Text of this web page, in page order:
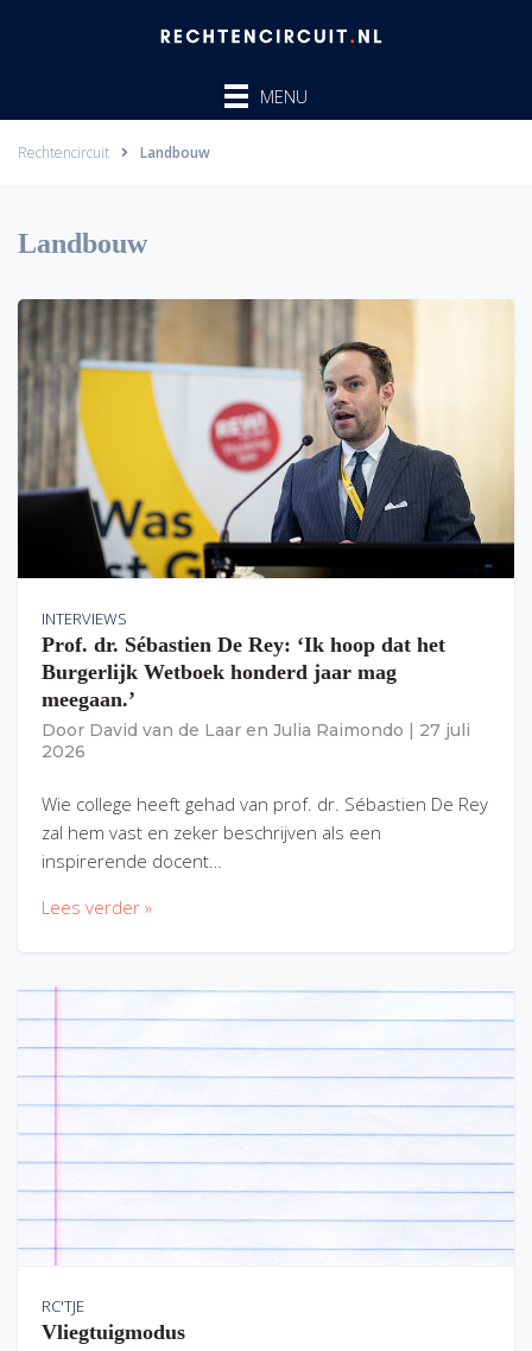
MENU
Rechtencircuit Landbouw
Landbouw
INTERVIEWS
Prof. dr. Sébastien De Rey: ‘Ik hoop dat het
Burgerlijk Wetboek honderd jaar mag
meegaan.’
Door David van de Laar en Julia Raimondo
27 juli
2026
Wie college heeft gehad van prof. dr. Sébastien De Rey
zal hem vast en zeker beschrijven als een
inspirerende docent…
Lees verder »
RC'TJE
Vliegtuigmodus